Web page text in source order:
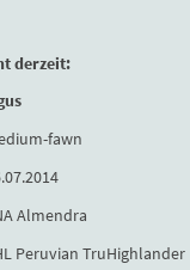
derzeit:
fawn
Almendra
TruHighlander